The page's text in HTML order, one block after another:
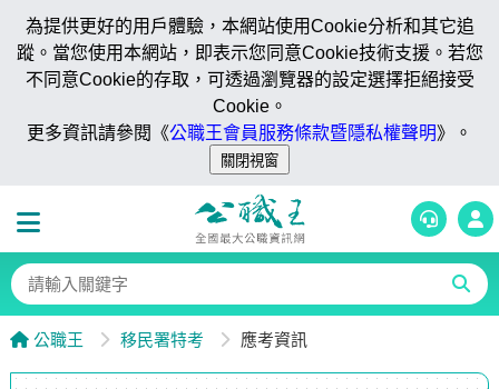
為提供更好的用戶體驗，本網站使用Cookie分析和其它追
蹤。當您使用本網站，即表示您同意Cookie技術支援。若您
不同意Cookie的存取，可透過瀏覽器的設定選擇拒絕接受
Cookie。
更多資訊請參閱《公職王會員服務條款暨隱私權聲明》。
公職王 移民署特考 應考資訊